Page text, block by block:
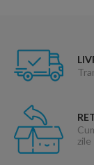
zile